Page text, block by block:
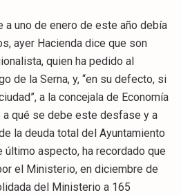
a uno de enero de este año debía
ayer Hacienda dice que son
quien ha pedido al
de la Serna, y, “en su defecto, si
a la concejala de Economía
a qué se debe este desfase y a
la deuda total del Ayuntamiento
último aspecto, ha recordado que
el Ministerio, en diciembre de
del Ministerio a 165